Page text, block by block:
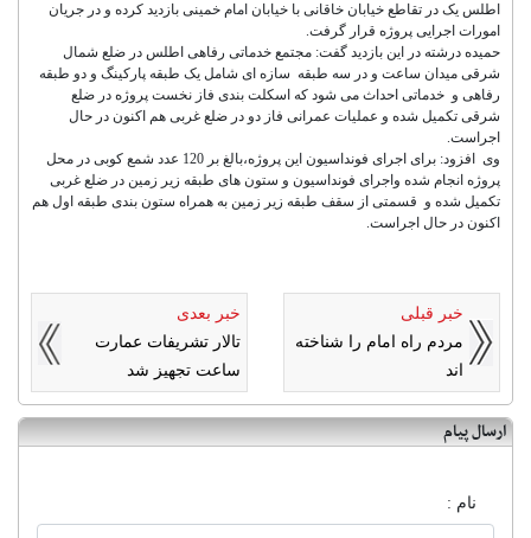
اطلس یک در تقاطع خیابان خاقانی با خیابان امام خمینی بازدید کرده و در جریان
امورات اجرایی پروژه قرار گرفت.
حمیده درشته در این بازدید گفت: مجتمع خدماتی رفاهی اطلس در ضلع شمال
شرقی میدان ساعت و در سه طبقه سازه ای شامل یک طبقه پارکینگ و دو طبقه
رفاهی و خدماتی احداث می شود که اسکلت بندی فاز نخست پروژه در ضلع
شرقی تکمیل شده و عملیات عمرانی فاز دو در ضلع غربی هم اکنون در حال
اجراست.
وی افزود: برای اجرای فونداسیون این پروژه،بالغ بر 120 عدد شمع کوبی در محل
پروژه انجام شده واجرای فونداسیون و ستون های طبقه زیر زمین در ضلع غربی
تکمیل شده و قسمتی از سقف طبقه زیر زمین به همراه ستون بندی طبقه اول هم
اکنون در حال اجراست.
خبر قبلی
مردم راه امام را شناخته
اند
خبر بعدی
تالار تشریفات عمارت
ساعت تجهیز شد
ارسال پیام
نام :